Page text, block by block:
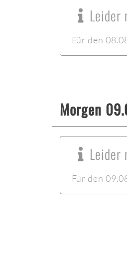
Leider
Für den
Morgen
Leider
Für den